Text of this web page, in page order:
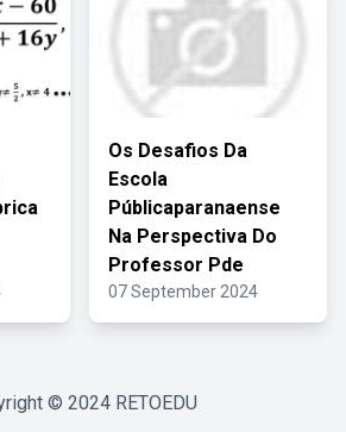
Os Desafios Da
Escola
Públicaparanaense
Na Perspectiva Do
Professor Pde
07 September 2024
© 2024 RETOEDU